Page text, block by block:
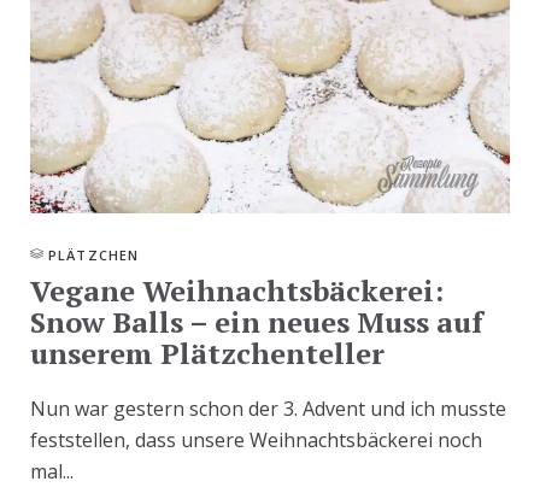
PLÄTZCHEN
Vegane Weihnachtsbäckerei:
Snow Balls – ein neues Muss auf
unserem Plätzchenteller
Nun war gestern schon der 3. Advent und ich musste
feststellen, dass unsere Weihnachtsbäckerei noch
mal...